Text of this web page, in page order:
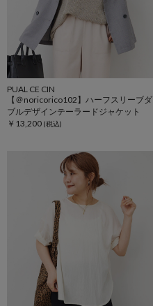
PUAL CE CIN
【＠noricorico102】ハーフスリーブダ
ブルデザインテーラードジャケット
￥13,200